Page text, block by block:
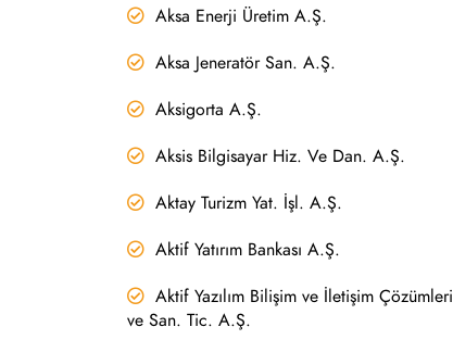
Aksa Enerji Üretim A.Ş.
Aksa Jeneratör San. A.Ş.
Aksigorta A.Ş.
Aksis Bilgisayar Hiz. Ve Dan. A.Ş.
Aktay Turizm Yat. İşl. A.Ş.
Aktif Yatırım Bankası A.Ş.
Aktif Yazılım Bilişim ve İletişim Çözümleri
ve San. Tic. A.Ş.